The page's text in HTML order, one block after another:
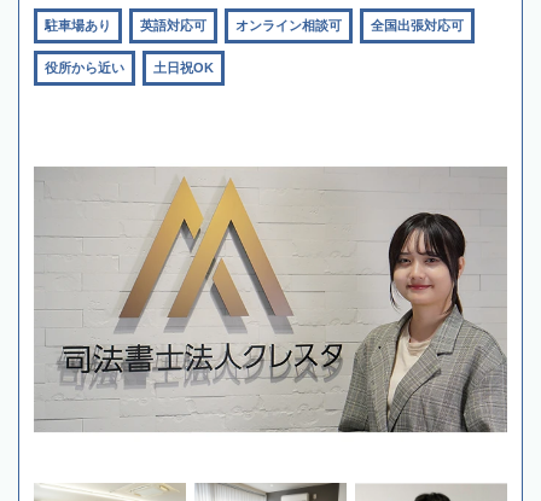
駐車場あり 英語対応可 オンライン相談可 全国出張対応可
役所から近い 土日祝OK